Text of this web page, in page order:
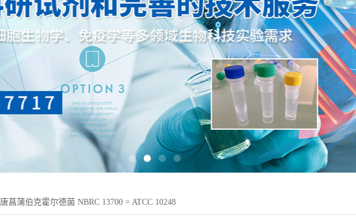
唐菖蒲伯克霍尔德菌 NBRC 13700 = ATCC 10248